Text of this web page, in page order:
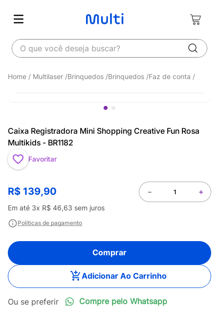
O que você deseja buscar?
Multilaser Brinquedos Brinquedos Faz de conta
Caixa Registradora Mini Shopping Creative Fun Rosa
Multikids - BR1182
Favoritar
R$ 139,90
Em até 3x R$ 46,63 sem juros
＋
－
Políticas de pagamento
Comprar
Adicionar Ao Carrinho
Compre pelo Whatsapp